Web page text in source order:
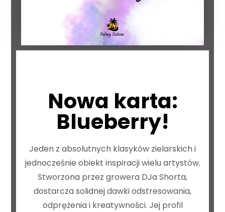
Nowa karta:
Blueberry!
Jeden z absolutnych klasyków zielarskich i
jednocześnie obiekt inspiracji wielu artystów.
Stworzona przez growera DJa Shorta,
dostarcza solidnej dawki odstresowania,
odprężenia i kreatywności. Jej profil